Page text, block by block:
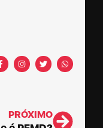
PRÓXIMO